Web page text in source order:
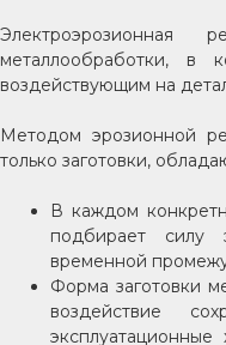
металлообработки, в
воздействующим на
Методом эрозионной
только заготовки,
В каждом
подбирает силу
временной
Форма заготовки
воздействие
эксплуатационные